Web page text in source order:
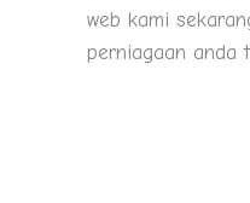
web kami
perniagaan anda